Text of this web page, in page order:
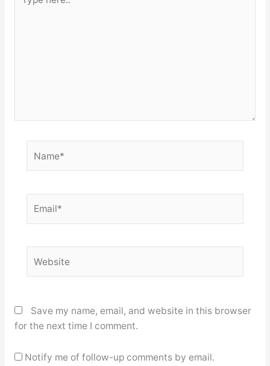
here..
Save my name, email, and website in this browser
for the next time I comment.
Notify me of follow-up comments by email.